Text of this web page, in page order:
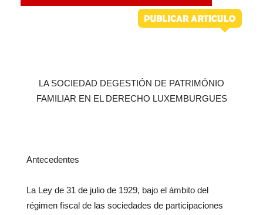
LA SOCIEDAD DEGESTIÓN DE PATRIMÓNIO
FAMILIAR EN EL DERECHO LUXEMBURGUES
Antecedentes
La Ley de 31 de julio de 1929, bajo el ámbito del
régimen fiscal de las sociedades de participaciones